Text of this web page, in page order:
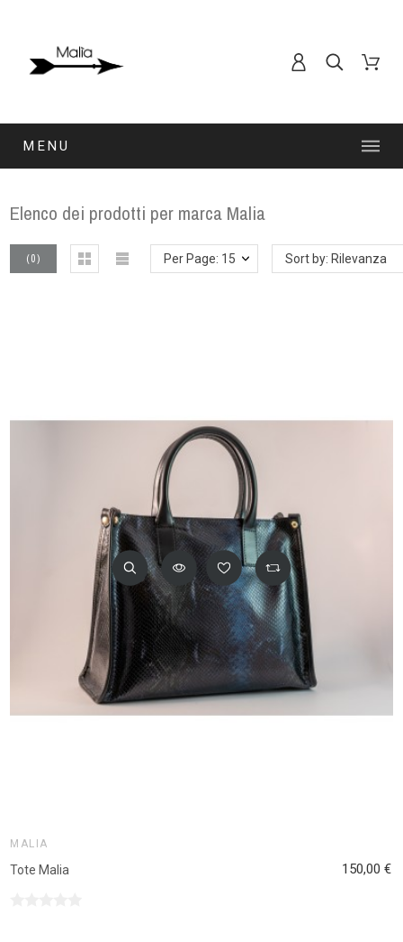
MENU
Elenco dei prodotti per marca Malia
(0) Per Page: 15 Sort by: Rilevanza
MALIA
Tote Malia 150,00 €